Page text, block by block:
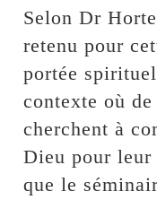
Selon Dr
retenu pour
portée
contexte où
cherchent à
Dieu pour leur
que le